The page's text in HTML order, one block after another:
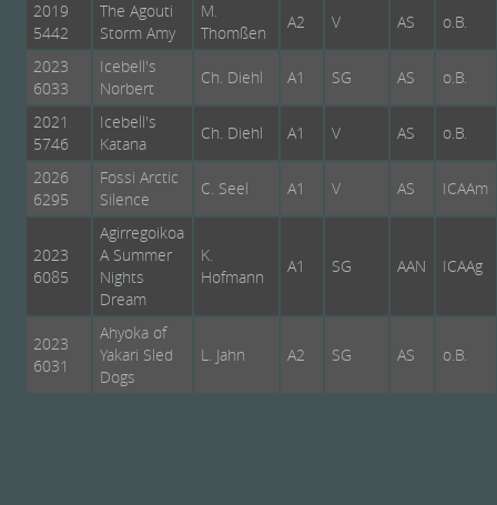
2019
5442
The Agouti
Storm Amy
M.
Thomßen
A2 V AS o.B.
2023
6033
Icebell's
Norbert
Ch. Diehl A1 SG AS o.B.
2021
5746
Icebell's
Katana
Ch. Diehl A1 V AS o.B.
2026
6295
Fossi Arctic
Silence
C. Seel A1 V AS ICAAm
2023
6085
Agirregoikoa
A Summer
Nights
Dream
K.
Hofmann
A1 SG AAN ICAAg
2023
6031
Ahyoka of
Yakari Sled
Dogs
L. Jahn A2 SG AS o.B.